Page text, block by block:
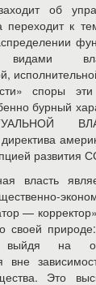
об
переходит к
видами
споры
бурный
развития
власть
—
своей
на
вне
Это